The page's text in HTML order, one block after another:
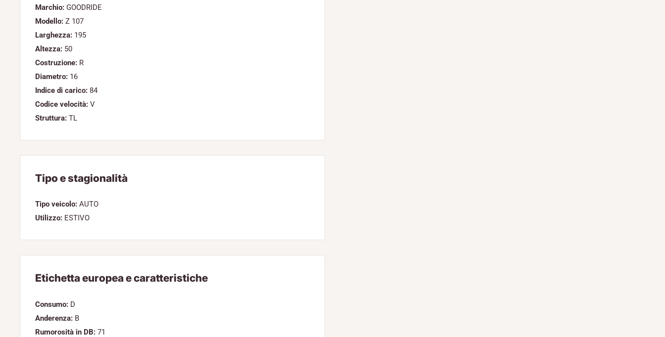
Marchio: GOODRIDE
Modello: Z 107
Larghezza: 195
Altezza: 50
Costruzione: R
Diametro: 16
Indice di carico: 84
Codice velocità: V
Struttura: TL
Tipo e stagionalità
Tipo veicolo: AUTO
Utilizzo: ESTIVO
Etichetta europea e caratteristiche
Consumo: D
Anderenza: B
Rumorosità in DB: 71